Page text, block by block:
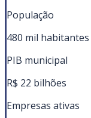
População
480 mil habitantes
PIB municipal
R$ 22 bilhões
Empresas ativas